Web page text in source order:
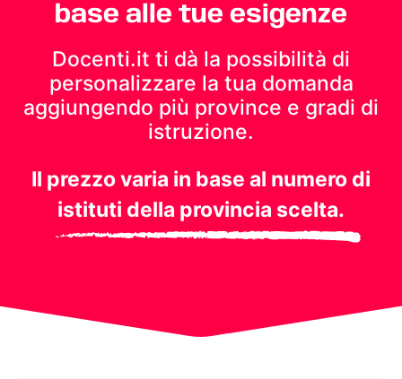
base alle tue esigenze
Docenti.it ti dà la possibilità di
personalizzare la tua domanda
aggiungendo più province e gradi di
istruzione.
Il prezzo varia in base al numero di
istituti della provincia scelta.